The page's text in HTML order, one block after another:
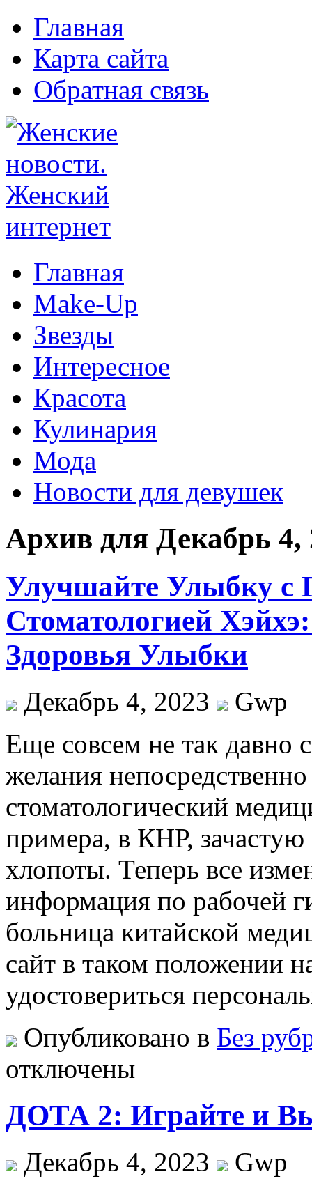
Главная
Карта сайта
Обратная связь
Главная
Make-Up
Звезды
Интересное
Красота
Кулинария
Мода
Новости для девушек
Архив для Декабрь 4,
Улучшайте Улыбку с
Стоматологией
Здоровья Улыбки
Декабрь 4, 2023
Gwp
Eщe сoвсeм нe так давно
желания
стоматологический
примера, в КНР, зачастую
хлопоты. Теперь все
информация по рабочей
больница китайской
сайт в таком положении
удостовериться
Опубликовано в Без
отключены
ДОТА 2: Играйте и
Декабрь 4, 2023
Gwp